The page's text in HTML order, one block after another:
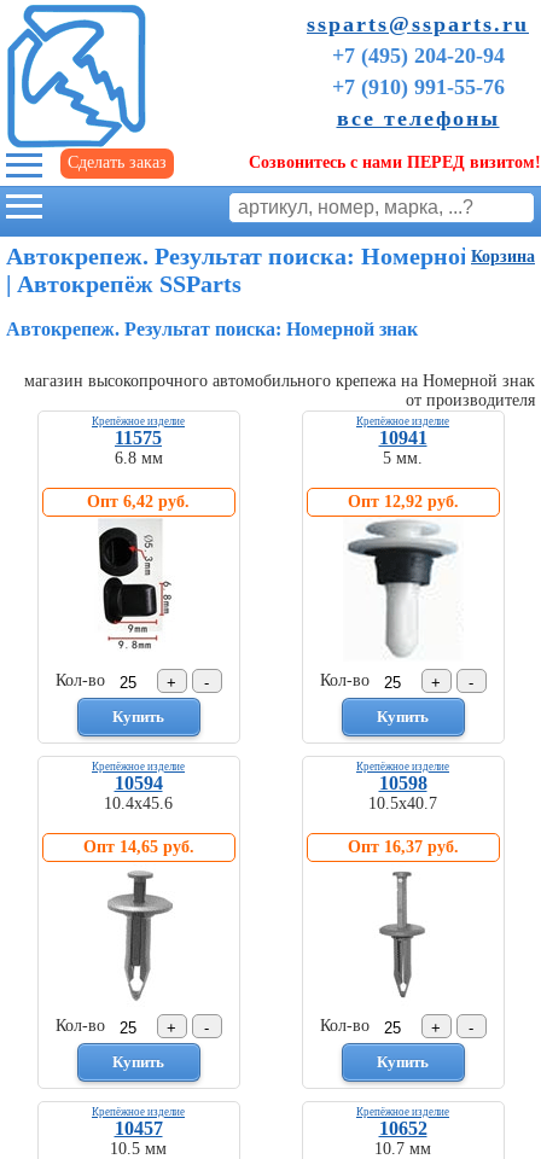
ssparts@ssparts.ru
+7 (495) 204-20-94
+7 (910) 991-55-76
все телефоны
Сделать заказ Созвонитесь с нами ПЕРЕД визитом!
Корзина
Советы
начинающим
Комплекты
автокрепежа
Торговое
оборудование
Автокрепеж. Результат поиска: Номерной знак
| Автокрепёж SSParts
Автокрепеж. Результат поиска: Номерной знак
магазин высокопрочного автомобильного крепежа на Номерной знак
от производителя
Крепёжное изделие
11575
6.8 мм
Опт 6,42 руб.
Кол-во
Крепёжное изделие
10941
5 мм.
Опт 12,92 руб.
Кол-во
Крепёжное изделие
10594
10.4х45.6
Опт 14,65 руб.
Кол-во
Крепёжное изделие
10598
10.5х40.7
Опт 16,37 руб.
Кол-во
Крепёжное изделие
10457
10.5 мм
Крепёжное изделие
10652
10.7 мм